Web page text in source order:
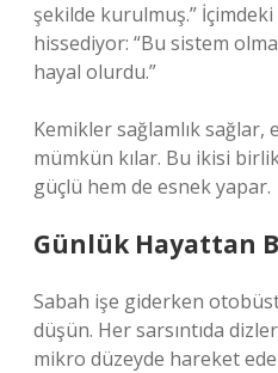
şekilde kurulmuş.”
hissediyor: “Bu sistem
hayal olurdu.”
Kemikler sağlamlık
mümkün kılar. Bu ikisi
güçlü hem de esnek yapar.
Günlük Hayattan
Sabah işe giderken
düşün. Her sarsıntıda
mikro düzeyde hareket